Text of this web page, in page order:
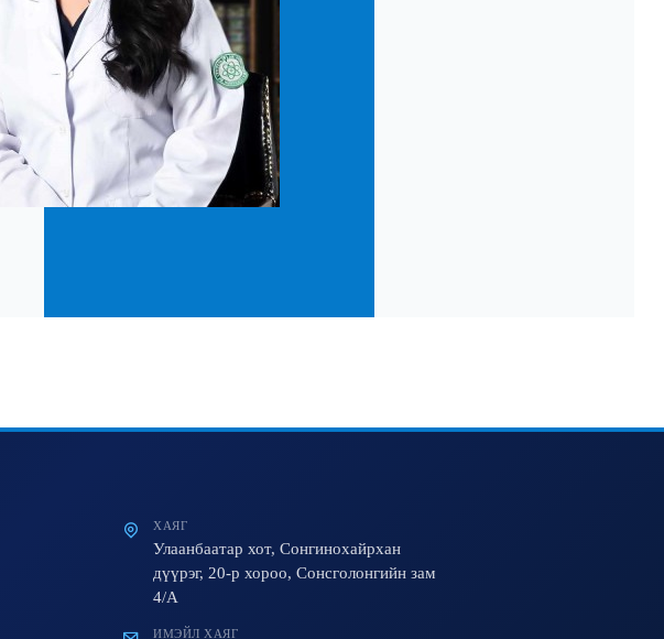
ХАЯГ
Улаанбаатар хот, Сонгинохайрхан
дүүрэг, 20-р хороо, Сонсголонгийн зам
4/A
ИМЭЙЛ ХАЯГ